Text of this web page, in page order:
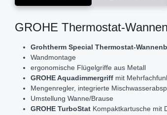
GROHE Thermostat-
Grohtherm Special Thermostat-
Wandmontage
ergonomische Flügelgriffe aus Metall
GROHE Aquadimmergriff mit
Mengenregler, integrierte
Umstellung Wanne/Brause
GROHE TurboStat Kompaktkartusche mit